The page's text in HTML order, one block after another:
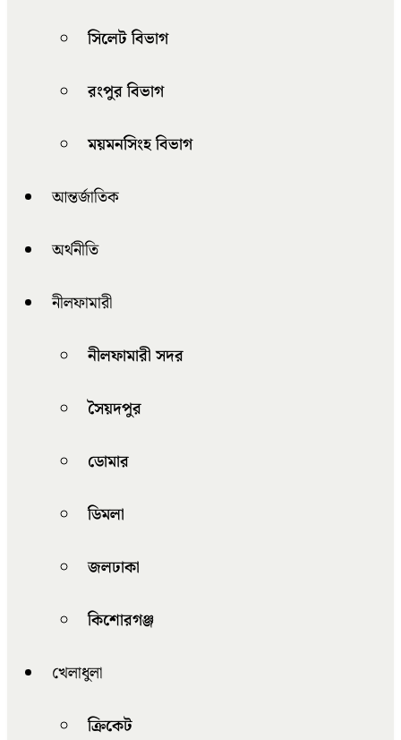
সিলেট বিভাগ
রংপুর বিভাগ
ময়মনসিংহ বিভাগ
আন্তর্জাতিক
অর্থনীতি
নীলফামারী
নীলফামারী সদর
সৈয়দপুর
ডোমার
ডিমলা
জলঢাকা
কিশোরগঞ্জ
খেলাধুলা
ক্রিকেট